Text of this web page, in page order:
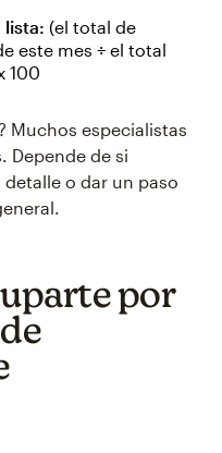
lista: (el total de
este mes ÷ el total
100
Muchos especialistas
Depende de si
o dar un paso
por